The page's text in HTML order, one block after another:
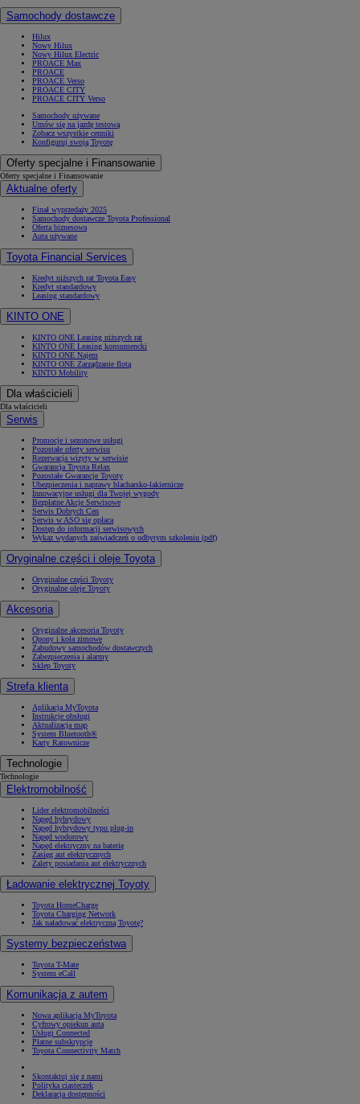
Samochody dostawcze
Hilux
Nowy Hilux
Nowy Hilux Electric
PROACE Max
PROACE
PROACE Verso
PROACE CITY
PROACE CITY Verso
Samochody używane
Umów się na jazdę testową
Zobacz wszystkie cenniki
Konfiguruj swoją Toyotę
Oferty specjalne i Finansowanie
Oferty specjalne i Finansowanie
Aktualne oferty
Finał wyprzedaży 2025
Samochody dostawcze Toyota Professional
Oferta biznesowa
Auta używane
Toyota Financial Services
Kredyt niższych rat Toyota Easy
Kredyt standardowy
Leasing standardowy
KINTO ONE
KINTO ONE Leasing niższych rat
KINTO ONE Leasing konsumencki
KINTO ONE Najem
KINTO ONE Zarządzanie flotą
KINTO Mobility
Dla właścicieli
Dla właścicieli
Serwis
Promocje i sezonowe usługi
Pozostałe oferty serwisu
Rezerwacja wizyty w serwisie
Gwarancja Toyota Relax
Pozostałe Gwarancje Toyoty
Ubezpieczenia i naprawy blacharsko-lakiernicze
Innowacyjne usługi dla Twojej wygody
Bezpłatne Akcje Serwisowe
Serwis Dobrych Cen
Serwis w ASO się opłaca
Dostęp do informacji serwisowych
Wykaz wydanych zaświadczeń o odbytym szkoleniu (pdf)
Oryginalne części i oleje Toyota
Oryginalne części Toyoty
Oryginalne oleje Toyoty
Akcesoria
Oryginalne akcesoria Toyoty
Opony i koła zimowe
Zabudowy samochodów dostawczych
Zabezpieczenia i alarmy
Sklep Toyoty
Strefa klienta
Aplikacja MyToyota
Instrukcje obsługi
Aktualizacja map
System Bluetooth®
Karty Ratownicze
Technologie
Technologie
Elektromobilność
Lider elektromobilności
Napęd hybrydowy
Napęd hybrydowy typu plug-in
Napęd wodorowy
Napęd elektryczny na baterię
Zasięg aut elektrycznych
Zalety posiadania aut elektrycznych
Ładowanie elektrycznej Toyoty
Toyota HomeCharge
Toyota Charging Network
Jak naładować elektryczną Toyotę?
Systemy bezpieczeństwa
Toyota T-Mate
System eCall
Komunikacja z autem
Nowa aplikacja MyToyota
Cyfrowy opiekun auta
Usługi Connected
Płatne subskrypcje
Toyota Connectivity Match
Skontaktuj się z nami
Polityka ciasteczek
Deklaracja dostępności